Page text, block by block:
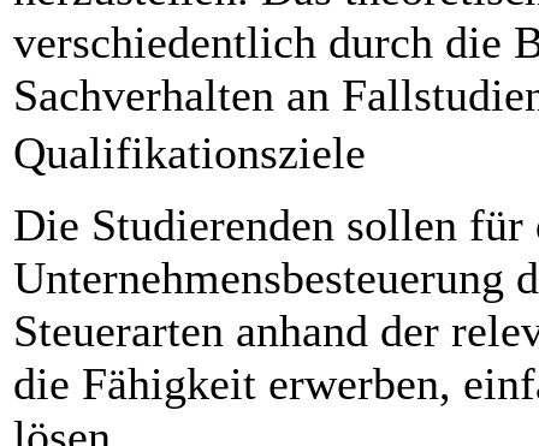
verschiedentlich durch die
Sachverhalten an
Qualifikationsziele
Die Studierenden sollen für
Unternehmensbesteuerung
Steuerarten anhand der
die Fähigkeit erwerben,